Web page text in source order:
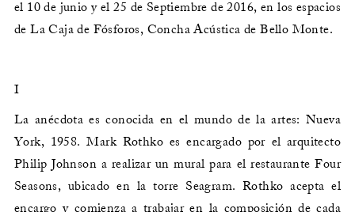
el 10 de junio y el 25 de Septiembre de 2016, en los espacios
de La Caja de Fósforos, Concha Acústica de Bello Monte.
I
La anécdota es conocida en el mundo de la artes: Nueva
York, 1958. Mark Rothko es encargado por el arquitecto
Philip Johnson a realizar un mural para el restaurante Four
Seasons, ubicado en la torre Seagram. Rothko acepta el
encargo y comienza a trabajar en la composición de cada